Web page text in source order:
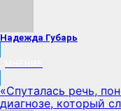
Надежда Губарь
«Спуталась речь,
диагнозе, который